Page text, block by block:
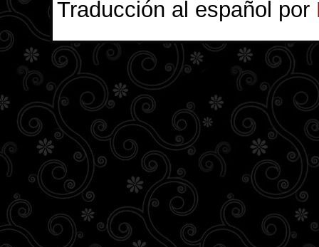
Traducción al español por